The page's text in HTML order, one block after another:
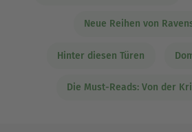
Neue Reihen von
Hinter diesen Türen
Die Must-Reads: Von der